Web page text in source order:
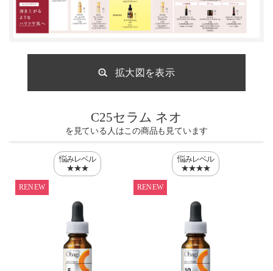
拡大図を表示
C25セラム ネオ
を見ている人はこの商品も見ています
悩みレベル
★★★
RENEW
悩みレベル
★★★★
RENEW